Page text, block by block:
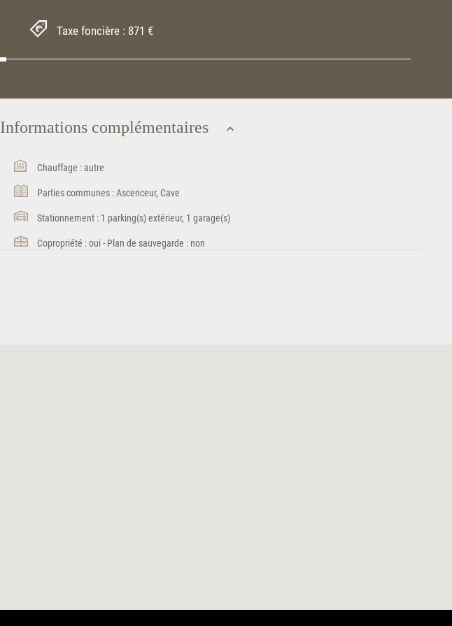
Taxe foncière : 871 €
Informations complémentaires
Chauffage : autre
Parties communes : Ascenceur, Cave
Stationnement : 1 parking(s) extérieur, 1 garage(s)
Copropriété : oui - Plan de sauvegarde : non